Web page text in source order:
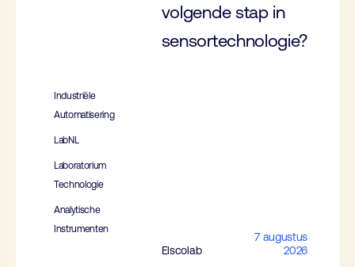
volgende stap in
sensortechnologie?
Industriële
Automatisering
LabNL
Laboratorium
Technologie
Analytische
Instrumenten
Elscolab
7 augustus
2026